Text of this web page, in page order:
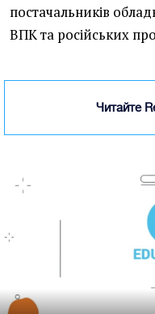
постачальників
ВПК та російських
Читайте